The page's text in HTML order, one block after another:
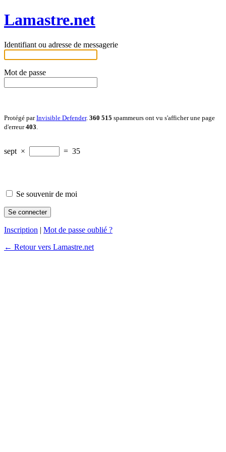
Lamastre.net
Identifiant ou adresse de messagerie
Mot de passe
Protégé parInvisible Defender. 360 515 spammeurs ont vu s'afficher une page
d'erreur403
sept × = 35
Se souvenir de moi
Inscription | Mot de passe oublié ?
← Retour vers Lamastre.net